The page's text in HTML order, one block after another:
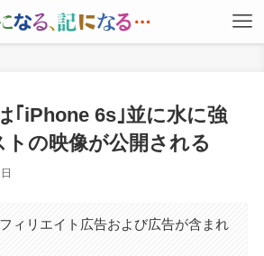
｢iPhone 6s｣並に水に強
トの映像が公開される
ィリエイト広告および広告が含まれ